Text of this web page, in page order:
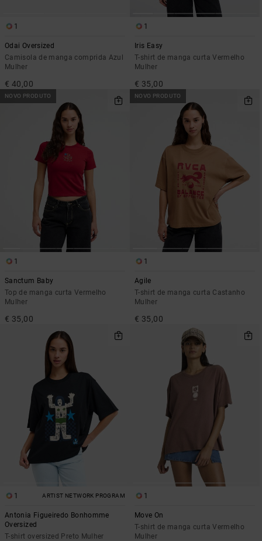
1
Odai Oversized
Camisola de manga comprida Azul
Mulher
€ 40,00
1
Iris Easy
T-shirt de manga curta Vermelho
Mulher
€ 35,00
NOVO PRODUTO
1
Sanctum Baby
Top de manga curta Vermelho
Mulher
€ 35,00
NOVO PRODUTO
1
Agile
T-shirt de manga curta Castanho
Mulher
€ 35,00
1 ARTIST NETWORK PROGRAM
Antonia Figueiredo Bonhomme
Oversized
T-shirt oversized Preto Mulher
1
Move On
T-shirt de manga curta Vermelho
Mulher